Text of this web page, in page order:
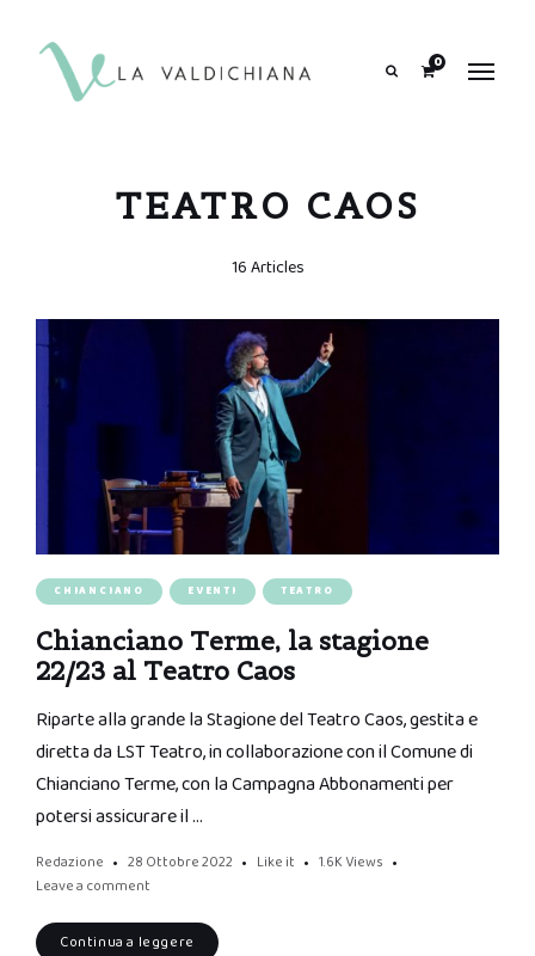
0
TEATRO CAOS
16 Articles
CHIANCIANO EVENTI TEATRO
Chianciano Terme, la stagione
22/23 al Teatro Caos
Riparte alla grande la Stagione del Teatro Caos, gestita e
diretta da LST Teatro, in collaborazione con il Comune di
Chianciano Terme, con la Campagna Abbonamenti per
potersi assicurare il …
Redazione 28 Ottobre 2022 Like it 1.6K Views
Leave a comment
Continua a leggere